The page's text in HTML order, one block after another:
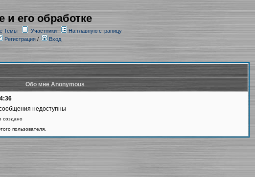
и его обработке
Темы Участники
На главную страницу
Регистрация/ Вход
Обо мне Anonymous
недоступны
создано
пользователя.